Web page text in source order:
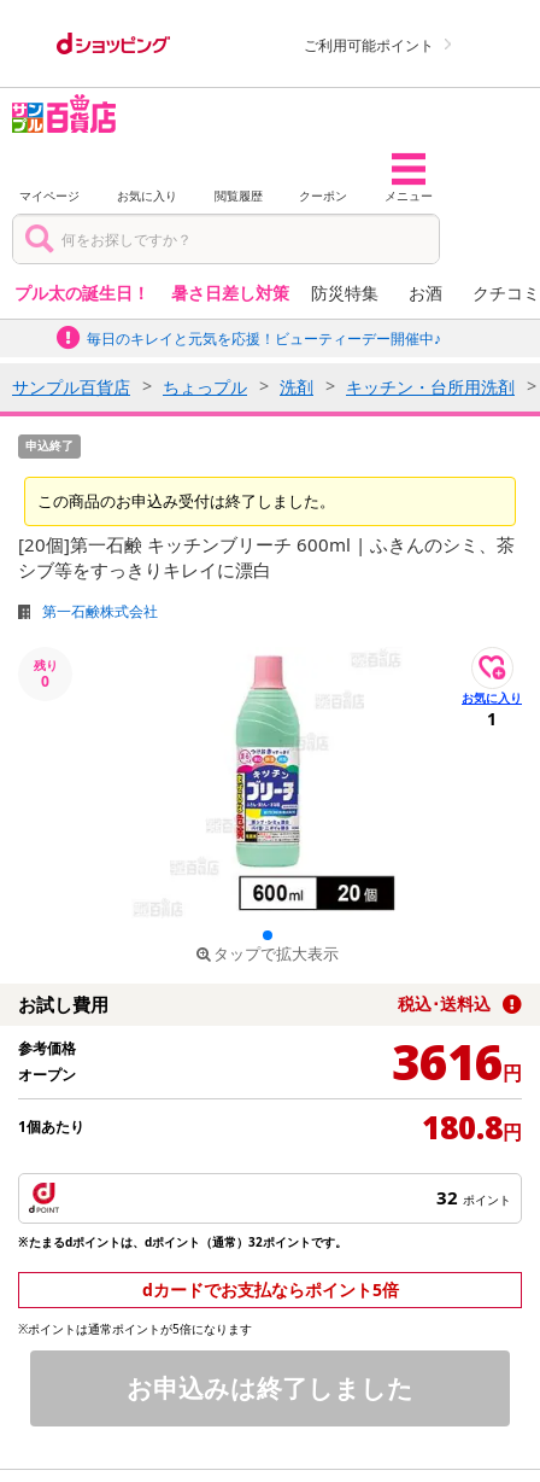
ご利用可能ポイント
マイページ お気に入り 閲覧履歴 クーポン メニュー
プル太の誕生日！ 暑さ日差し対策 防災特集 お酒 クチコ
毎日のキレイと元気を応援！ビューティーデー開催中♪
サンプル百貨店 ちょっプル 洗剤 キッチン・台所用洗剤
申込終了
この商品のお申込み受付は終了しました。
[20個]第一石鹸 キッチンブリーチ 600ml | ふきんのシミ、茶
シブ等をすっきりキレイに漂白
第一石鹸株式会社
残り
0
タップで拡大表示
1
お試し費用 税込･送料込
参考価格
オープン
3616円
1個あたり 180.8円
32 ポイント
※たまるdポイントは、dポイント（通常）32ポイントです。
dカードでお支払ならポイント5倍
※ポイントは通常ポイントが5倍になります
お申込みは終了しました